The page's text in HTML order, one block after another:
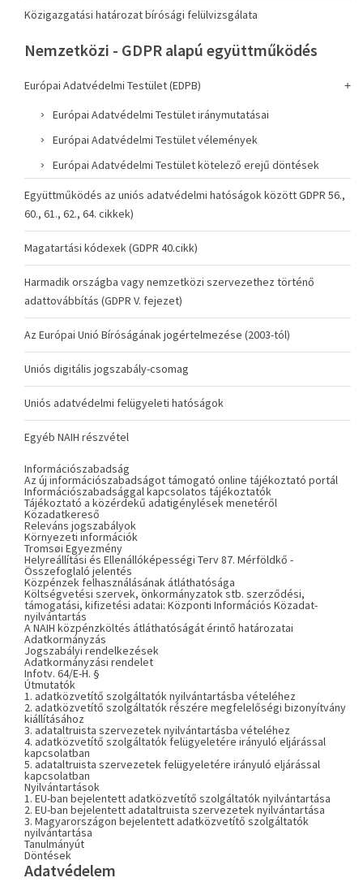
Közigazgatási határozat bírósági felülvizsgálata
Nemzetközi - GDPR alapú együttműködés
Európai Adatvédelmi Testület (EDPB)
Európai Adatvédelmi Testület iránymutatásai
Európai Adatvédelmi Testület vélemények
Európai Adatvédelmi Testület kötelező erejű döntések
Együttműködés az uniós adatvédelmi hatóságok között GDPR 56.,
60., 61., 62., 64. cikkek)
Magatartási kódexek (GDPR 40.cikk)
Harmadik országba vagy nemzetközi szervezethez történő
adattovábbítás (GDPR V. fejezet)
Az Európai Unió Bíróságának jogértelmezése (2003-tól)
Uniós digitális jogszabály-csomag
Uniós adatvédelmi felügyeleti hatóságok
Egyéb NAIH részvétel
Információszabadság
Az új információszabadságot támogató online tájékoztató portál
Információszabadsággal kapcsolatos tájékoztatók
Tájékoztató a közérdekű adatigénylések menetéről
Közadatkereső
Releváns jogszabályok
Környezeti információk
Tromsøi Egyezmény
Helyreállítási és Ellenállóképességi Terv 87. Mérföldkő -
Összefoglaló jelentés
Közpénzek felhasználásának átláthatósága
Költségvetési szervek, önkormányzatok stb. szerződési,
támogatási, kifizetési adatai: Központi Információs Közadat-
nyilvántartás
A NAIH közpénzköltés átláthatóságát érintő határozatai
Adatkormányzás
Jogszabályi rendelkezések
Adatkormányzási rendelet
Infotv. 64/E-H. §
Útmutatók
1. adatközvetítő szolgáltatók nyilvántartásba vételéhez
2. adatközvetítő szolgáltatók részére megfelelőségi bizonyítvány
kiállításához
3. adataltruista szervezetek nyilvántartásba vételéhez
4. adatközvetítő szolgáltatók felügyeletére irányuló eljárással
kapcsolatban
5. adataltruista szervezetek felügyeletére irányuló eljárással
kapcsolatban
Nyilvántartások
1. EU-ban bejelentett adatközvetítő szolgáltatók nyilvántartása
2. EU-ban bejelentett adataltruista szervezetek nyilvántartása
3. Magyarországon bejelentett adatközvetítő szolgáltatók
nyilvántartása
Tanulmányút
Döntések
Adatvédelem